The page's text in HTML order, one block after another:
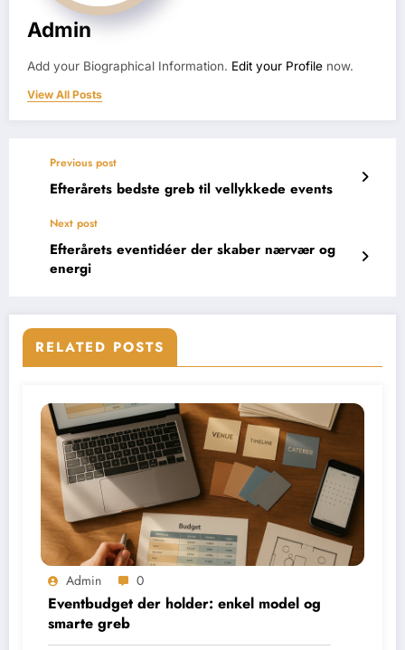
Admin
Add your Biographical Information. Edit your Profile now.
View All Posts
Previous post
Efterårets bedste greb til vellykkede events
Next post
Efterårets eventidéer der skaber nærvær og
energi
RELATED POSTS
Admin 0
Eventbudget der holder: enkel model og
smarte greb